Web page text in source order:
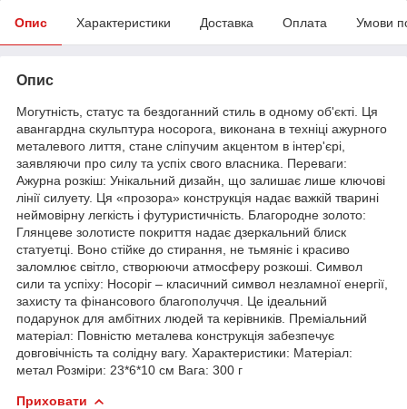
Опис Характеристики Доставка Оплата Умови
Опис
Могутність, статус та бездоганний стиль в одному об'єкті. Ця
авангардна скульптура носорога, виконана в техніці ажурного
металевого лиття, стане сліпучим акцентом в інтер'єрі,
заявляючи про силу та успіх свого власника. Переваги:
Ажурна розкіш: Унікальний дизайн, що залишає лише ключові
лінії силуету. Ця «прозора» конструкція надає важкій тварині
неймовірну легкість і футуристичність. Благородне золото:
Глянцеве золотисте покриття надає дзеркальний блиск
статуетці. Воно стійке до стирання, не тьмяніє і красиво
заломлює світло, створюючи атмосферу розкоші. Символ
сили та успіху: Носоріг – класичний символ незламної енергії,
захисту та фінансового благополуччя. Це ідеальний
подарунок для амбітних людей та керівників. Преміальний
матеріал: Повністю металева конструкція забезпечує
довговічність та солідну вагу. Характеристики: Матеріал:
метал Розміри: 23*6*10 см Вага: 300 г
Приховати